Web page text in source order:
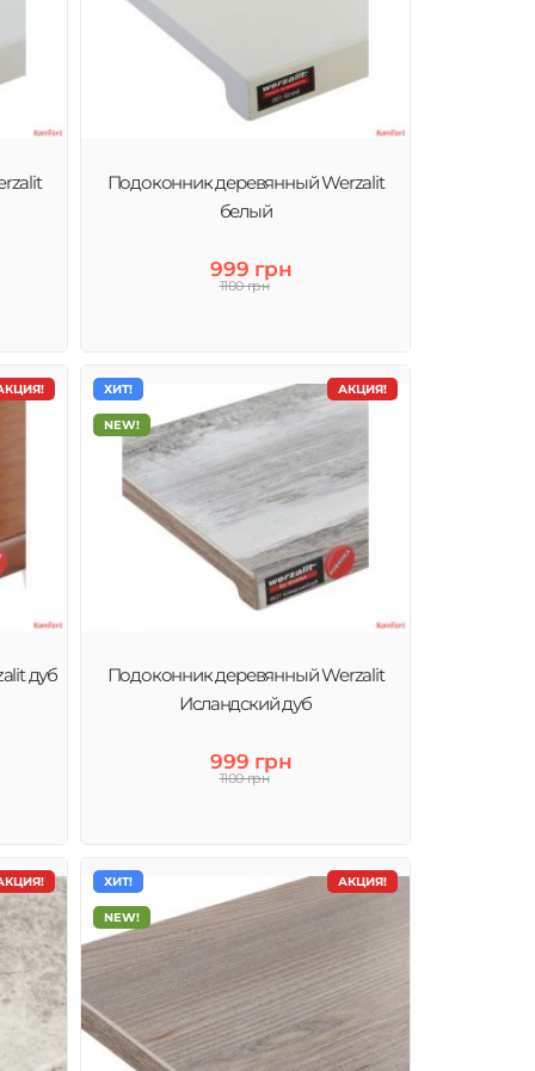
Подоконник деревянный Werzalit
белый
999 грн
1100 грн
дуб
АКЦИЯ!
ХИТ!
NEW!
Подоконник деревянный Werzalit
Исландский дуб
999 грн
1100 грн
АКЦИЯ!
ХИТ!
NEW!